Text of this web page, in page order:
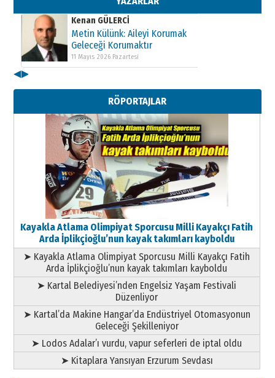
Kenan GÜLERCİ
Metin Külünk: Aileyi Korumak
Geleceği Korumaktır
11 Mayıs 2026 Pazartesi
Metin Külünk: Aileyi Korumak
Geleceği Korumaktır
11 Mayıs 2026 Pazartesi
◀▶
RÖPORTAJLAR
Kayakla Atlama Olimpiyat Sporcusu Milli Kayakçı Fatih
Arda İplikçioğlu’nun kayak takımları kayboldu
➤ Kayakla Atlama Olimpiyat Sporcusu Milli Kayakçı Fatih
Arda İplikçioğlu’nun kayak takımları kayboldu
➤ Kartal Belediyesi’nden Engelsiz Yaşam Festivali
Düzenliyor
➤ Kartal’da Makine Hangar’da Endüstriyel Otomasyonun
Geleceği Şekilleniyor
➤ Lodos Adalar’ı vurdu, vapur seferleri de iptal oldu
➤ Kitaplara Yansıyan Erzurum Sevdası